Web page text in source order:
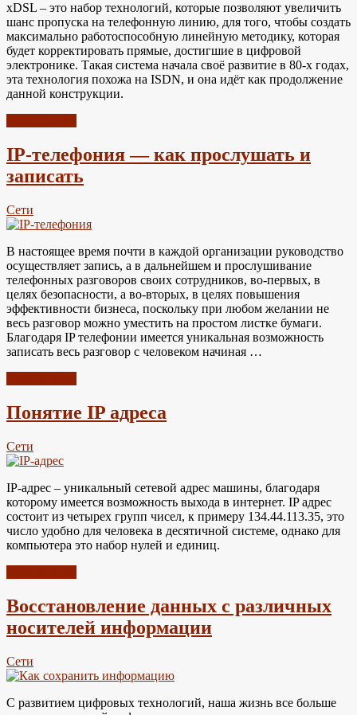
xDSL – это набор технологий, которые позволяют увеличить
шанс пропуска на телефонную линию, для того, чтобы создать
максимально работоспособную линейную методику, которая
будет корректировать прямые, достигшие в цифровой
электронике. Такая система начала своё развитие в 80-х годах,
эта технология похожа на ISDN, и она идёт как продолжение
данной конструкции.
IP-телефония — как прослушать и
записать
Сети
В настоящее время почти в каждой организации руководство
осуществляет запись, а в дальнейшем и прослушивание
телефонных разговоров своих сотрудников, во-первых, в
целях безопасности, а во-вторых, в целях повышения
эффективности бизнеса, поскольку при любом желании не
весь разговор можно уместить на простом листке бумаги.
Благодаря IP телефонии имеется уникальная возможность
записать весь разговор с человеком начиная …
Понятие IP адреса
Сети
IP-адрес – уникальный сетевой адрес машины, благодаря
которому имеется возможность выхода в интернет. IP адрес
состоит из четырех групп чисел, к примеру 134.44.113.35, это
число удобно для человека в десятичной системе, однако для
компьютера это набор нулей и единиц.
Восстановление данных с различных
носителей информации
Сети
С развитием цифровых технологий, наша жизнь все больше